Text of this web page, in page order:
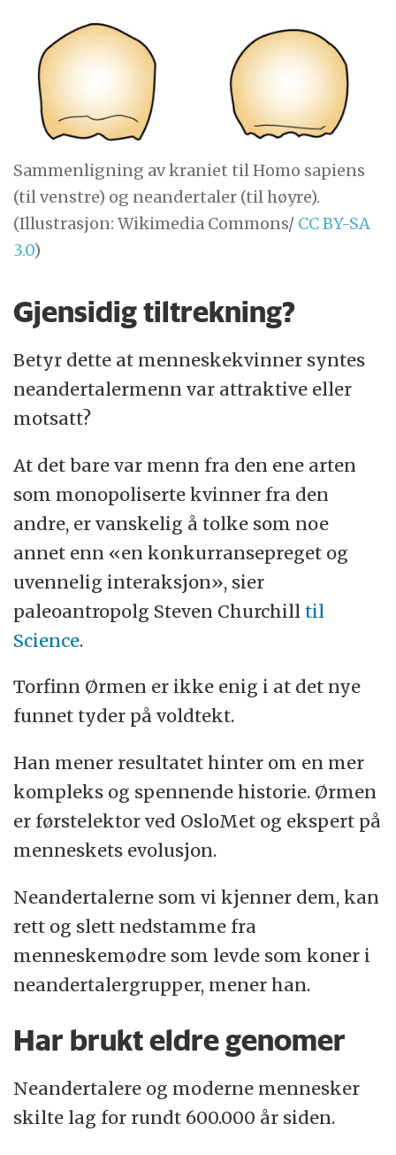
Sammenligning av kraniet til Homo sapiens
(til venstre) og neandertaler (til høyre).
(Illustrasjon: Wikimedia Commons/ CC BY-SA
3.0)
Gjensidig tiltrekning?
Betyr dette at menneskekvinner syntes
neandertalermenn var attraktive eller
motsatt?
At det bare var menn fra den ene arten
som monopoliserte kvinner fra den
andre, er vanskelig å tolke som noe
annet enn «en konkurransepreget og
uvennelig interaksjon», sier
paleoantropolg Steven Churchill til
Science.
Torfinn Ørmen er ikke enig i at det nye
funnet tyder på voldtekt.
Han mener resultatet hinter om en mer
kompleks og spennende historie. Ørmen
er førstelektor ved OsloMet og ekspert på
menneskets evolusjon.
Neandertalerne som vi kjenner dem, kan
rett og slett nedstamme fra
menneskemødre som levde som koner i
neandertalergrupper, mener han.
Har brukt eldre genomer
Neandertalere og moderne mennesker
skilte lag for rundt 600.000 år siden.